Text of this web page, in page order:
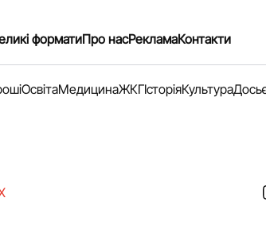
форматиПро насРекламаКонтакти
ОсвітаМедицинаЖКГІсторіяКультура